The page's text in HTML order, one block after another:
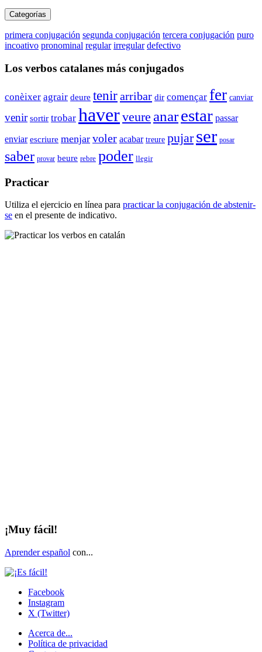
Categorías
primera conjugación segunda conjugación tercera conjugación puro
incoativo pronominal regular irregular defectivo
Los verbos catalanes más conjugados
conèixer agrair deure tenirarribar dir començar fer canviar
venir sortir trobar haverveure anarestar passar
enviar escriure menjar voler acabar treure pujar ser posar
saber provar beure rebre poder llegir
Practicar
Utiliza el ejercicio en línea para practicar la conjugación de abstenir-
se en el presente de indicativo.
¡Muy fácil!
Aprender español con...
Facebook
Instagram
X (Twitter)
Acerca de...
Política de privacidad